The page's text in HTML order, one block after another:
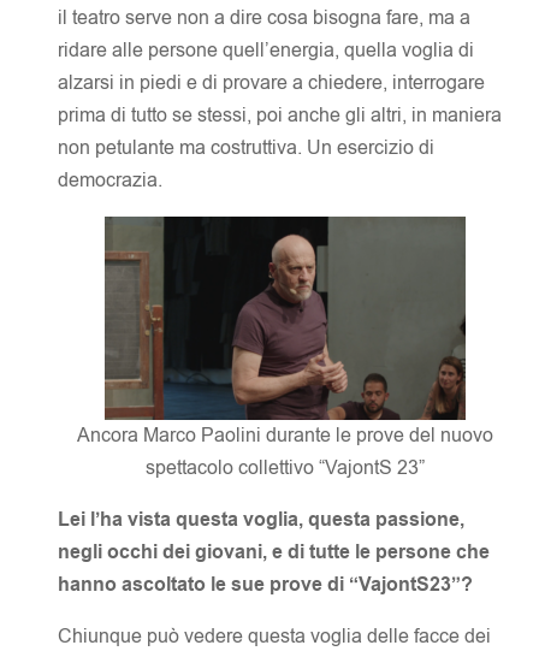
il teatro serve non a dire cosa bisogna fare, ma a
ridare alle persone quell’energia, quella voglia di
alzarsi in piedi e di provare a chiedere, interrogare
prima di tutto se stessi, poi anche gli altri, in maniera
non petulante ma costruttiva. Un esercizio di
democrazia.
Ancora Marco Paolini durante le prove del nuovo
spettacolo collettivo “VajontS 23”
Lei l’ha vista questa voglia, questa passione,
negli occhi dei giovani, e di tutte le persone che
hanno ascoltato le sue prove di “VajontS23”?
Chiunque può vedere questa voglia delle facce dei